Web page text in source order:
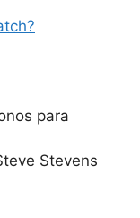
para
Stevens